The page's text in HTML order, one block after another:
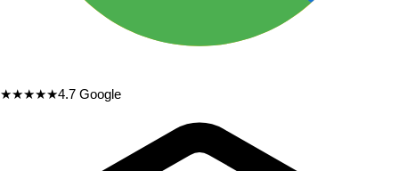
★★★★★4.7 Google